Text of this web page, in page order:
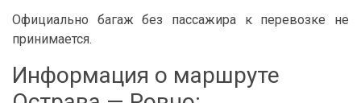
Официально багаж без пассажира к перевозке не
принимается.
Информация о маршруте